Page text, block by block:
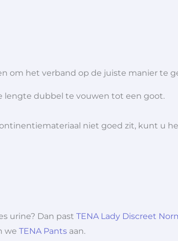
om het verband op de juiste manier te
lengte dubbel te vouwen tot een goot.
niet goed zit, kunt u
urine? Dan past TENA Lady Discreet
we TENA Pants aan.